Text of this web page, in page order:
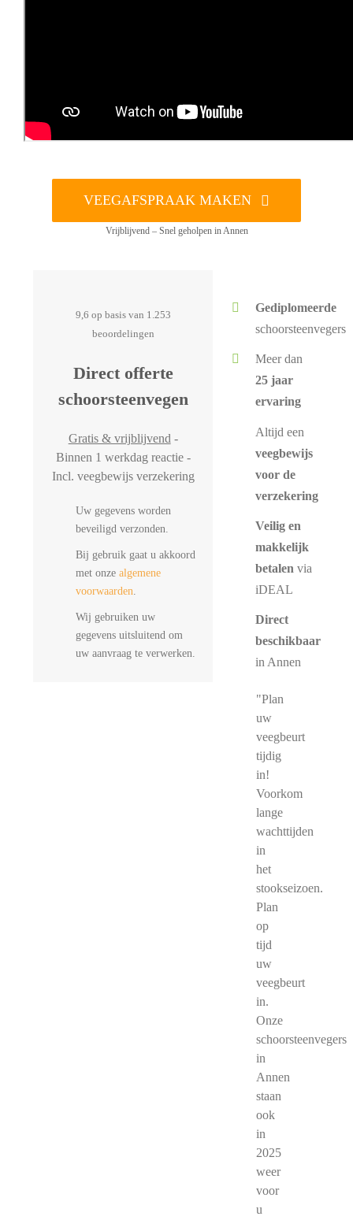
VEEGAFSPRAAK MAKEN
Vrijblijvend – Snel geholpen in Annen
9,6 op basis van 1.253
beoordelingen
Direct offerte
schoorsteenvegen
Gratis & vrijblijvend -
Binnen 1 werkdag reactie -
Incl. veegbewijs verzekering
Uw gegevens worden
beveiligd verzonden.
Bij gebruik gaat u akkoord
met onze algemene
voorwaarden.
Wij gebruiken uw
gegevens uitsluitend om
uw aanvraag te verwerken.
Gediplomeerde
schoorsteenvegers
Meer dan
25 jaar
ervaring
Altijd een
veegbewijs
voor de
verzekering
Veilig en
makkelijk
betalen via
iDEAL
Direct
beschikbaar
in Annen
"Plan
uw
veegbeurt
tijdig
in!
Voorkom
lange
wachttijden
in
het
stookseizoen.
Plan
op
tijd
uw
veegbeurt
in.
Onze
schoorsteenvegers
in
Annen
staan
ook
in
2025
weer
voor
u